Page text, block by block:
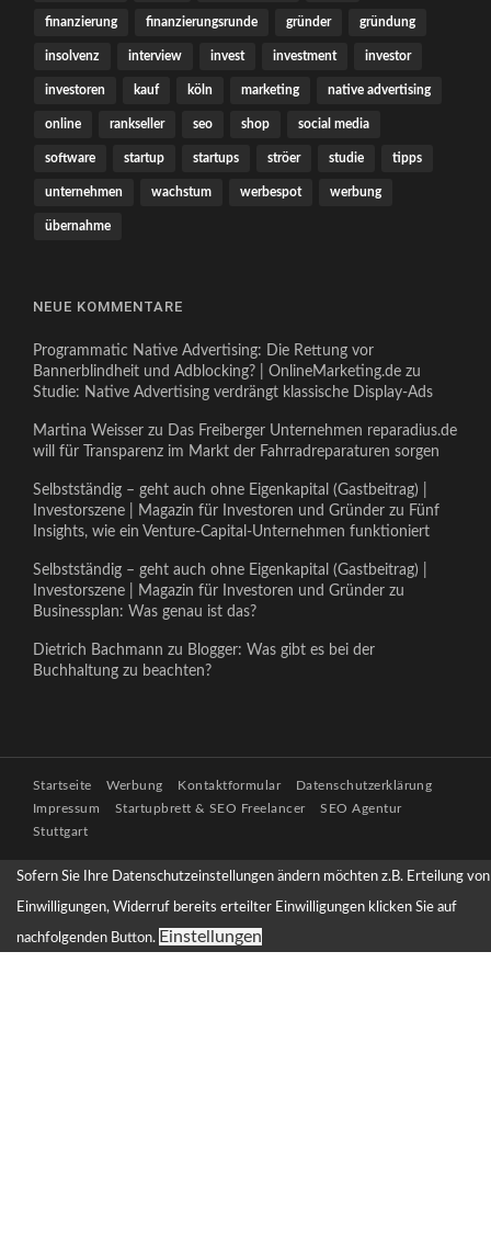
finanzierung finanzierungsrunde gründer gründung
insolvenz interview invest investment investor
investoren kauf köln marketing native advertising
online rankseller seo shop social media
software startup startups ströer studie tipps
unternehmen wachstum werbespot werbung
übernahme
NEUE KOMMENTARE
Programmatic Native Advertising: Die Rettung vor
Bannerblindheit und Adblocking? | OnlineMarketing.de zu
Studie: Native Advertising verdrängt klassische Display-Ads
Martina Weisser zu Das Freiberger Unternehmen reparadius.de
will für Transparenz im Markt der Fahrradreparaturen sorgen
Selbstständig – geht auch ohne Eigenkapital (Gastbeitrag) |
Investorszene | Magazin für Investoren und Gründer zu Fünf
Insights, wie ein Venture-Capital-Unternehmen funktioniert
Selbstständig – geht auch ohne Eigenkapital (Gastbeitrag) |
Investorszene | Magazin für Investoren und Gründer zu
Businessplan: Was genau ist das?
Dietrich Bachmann zu Blogger: Was gibt es bei der
Buchhaltung zu beachten?
Startseite Werbung Kontaktformular
Datenschutzerklärung
Impressum
Startupbrett & SEO Freelancer
SEO Agentur
Stuttgart
Sofern Sie Ihre Datenschutzeinstellungen ändern möchten z.B. Erteilung von
Einwilligungen, Widerruf bereits erteilter Einwilligungen klicken Sie auf
nachfolgenden Button. Einstellungen